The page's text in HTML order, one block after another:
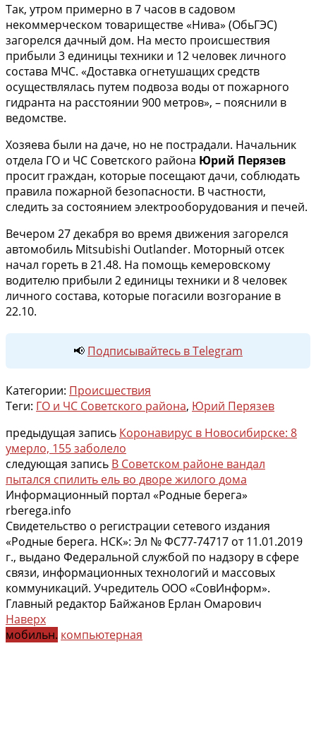
Так, утром примерно в 7 часов в садовом
некоммерческом товариществе «Нива» (ОбьГЭС)
загорелся дачный дом. На место происшествия
прибыли 3 единицы техники и 12 человек личного
состава МЧС. «Доставка огнетушащих средств
осуществлялась путем подвоза воды от пожарного
гидранта на расстоянии 900 метров», – пояснили в
ведомстве.
Хозяева были на даче, но не пострадали. Начальник
отдела ГО и ЧС Советского района Юрий Перязев
просит граждан, которые посещают дачи, соблюдать
правила пожарной безопасности. В частности,
следить за состоянием электрооборудования и печей.
Вечером 27 декабря во время движения загорелся
автомобиль Mitsubishi Outlander. Моторный отсек
начал гореть в 21.48. На помощь кемеровскому
водителю прибыли 2 единицы техники и 8 человек
личного состава, которые погасили возгорание в
22.10.
📢 Подписывайтесь в Telegram
Категории: Происшествия
Теги: ГО и ЧС Советского района, Юрий Перязев
предыдущая запись Коронавирус в Новосибирске: 8
умерло, 155 заболело
следующая запись В Советском районе вандал
пытался спилить ель во дворе жилого дома
Информационный портал «Родные берега»
rberega.info
Свидетельство о регистрации сетевого издания
«Родные берега. НСК»: Эл № ФС77-74717 от 11.01.2019
г., выдано Федеральной службой по надзору в сфере
связи, информационных технологий и массовых
коммуникаций. Учредитель ООО «СовИнформ».
Главный редактор Байжанов Ерлан Омарович
Наверх
мобильн. компьютерная